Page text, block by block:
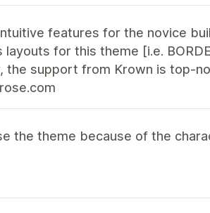
features for the novice
for this theme [i.e.
support from Krown is top-
the theme because of the